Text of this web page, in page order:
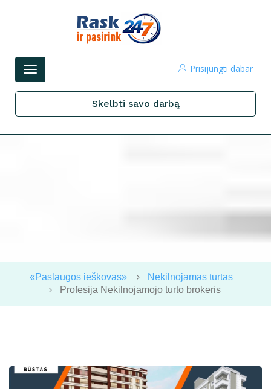
Perjungti
Prisijungti dabar
Skelbti savo darbą
«Paslaugos ieškovas»
Nekilnojamas turtas
Profesija Nekilnojamojo turto brokeris